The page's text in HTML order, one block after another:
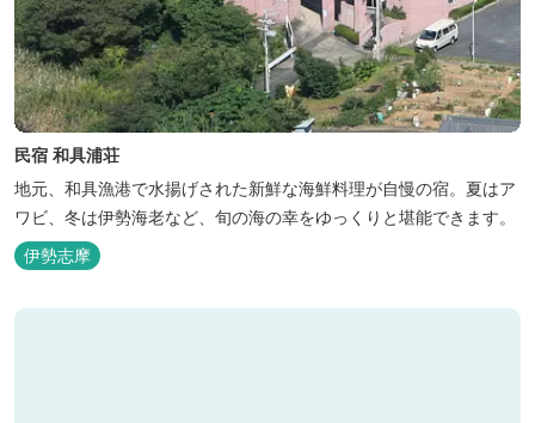
民宿 和具浦荘
地元、和具漁港で水揚げされた新鮮な海鮮料理が自慢の宿。夏はア
ワビ、冬は伊勢海老など、旬の海の幸をゆっくりと堪能できます。
伊勢志摩